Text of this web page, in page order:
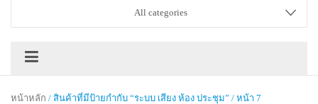
All categories
หน้าหลัก / สินค้าที่มีป้ายกำกับ “ระบบ เสียง ห้อง ประชุม” / หน้า 7